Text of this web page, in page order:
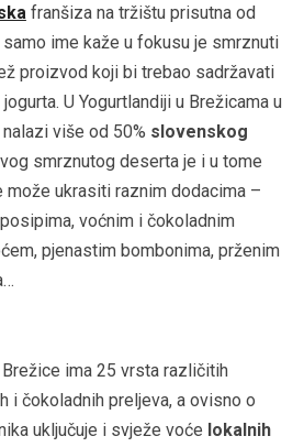
franšiza na tržištu prisutna od
ime kaže u fokusu je smrznuti
proizvod koji bi trebao sadržavati
U Yogurtlandiji u Brežicama u
više od 50% slovenskog
smrznutog deserta je i u tome
može ukrasiti raznim dodacima –
voćnim i čokoladnim
pjenastim bombonima, prženim
ima 25 vrsta različitih
i čokoladnih preljeva, a ovisno o
uključuje i svježe voće lokalnih